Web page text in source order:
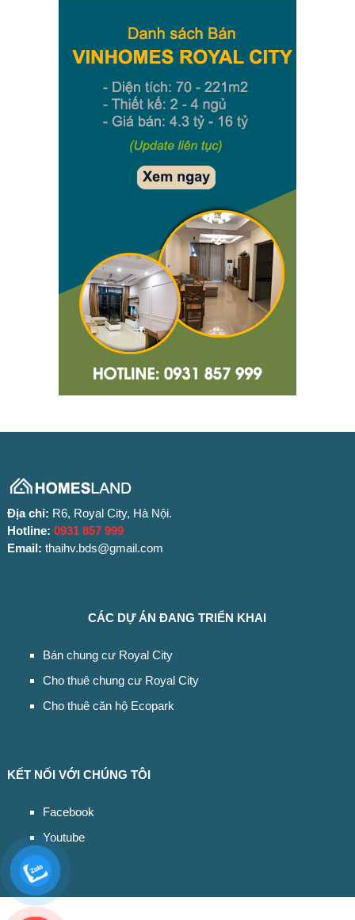
Địa chỉ: R6, Royal City, Hà Nội.
Hotline: 0931 857 999
Email: thaihv.bds@gmail.com
CÁC DỰ ÁN ĐANG TRIỂN KHAI
Bán chung cư Royal City
Cho thuê chung cư Royal City
Cho thuê căn hộ Ecopark
KẾT NỐI VỚI CHÚNG TÔI
Facebook
Youtube